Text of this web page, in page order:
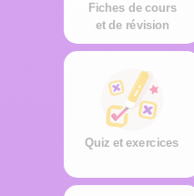
Fiches de cours
et de révision
Quiz et exercices